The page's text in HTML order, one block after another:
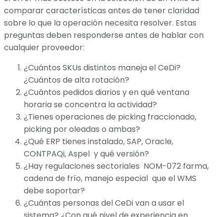
comparar características antes de tener claridad
sobre lo que la operación necesita resolver. Estas
preguntas deben responderse antes de hablar con
cualquier proveedor:
¿Cuántos SKUs distintos maneja el CeDi?
¿Cuántos de alta rotación?
¿Cuántos pedidos diarios y en qué ventana
horaria se concentra la actividad?
¿Tienes operaciones de picking fraccionado,
picking por oleadas o ambas?
¿Qué ERP tienes instalado, SAP, Oracle,
CONTPAQi, Aspel y qué versión?
¿Hay regulaciones sectoriales NOM-072 farma,
cadena de frío, manejo especial que el WMS
debe soportar?
¿Cuántas personas del CeDi van a usar el